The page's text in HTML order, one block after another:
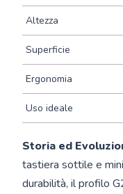
Altezza
Superficie
Ergonomia
Uso ideale
Storia ed
tastiera sottile e
durabilità, il profilo